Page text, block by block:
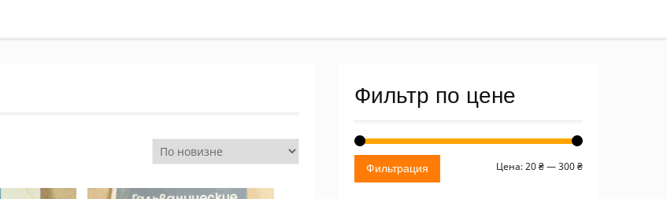
Фильтр по цене
Минимальная
Максимальная
Фильтрация Цена:20 ₴—300 ₴